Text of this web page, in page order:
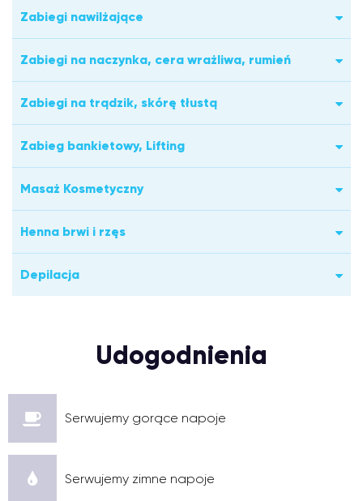
Zabiegi nawilżające
Zabiegi na naczynka, cera wrażliwa, rumień
Zabiegi na trądzik, skórę tłustą
Zabieg bankietowy, Lifting
Masaż Kosmetyczny
Henna brwi i rzęs
Depilacja
Udogodnienia
Serwujemy gorące napoje
Serwujemy zimne napoje